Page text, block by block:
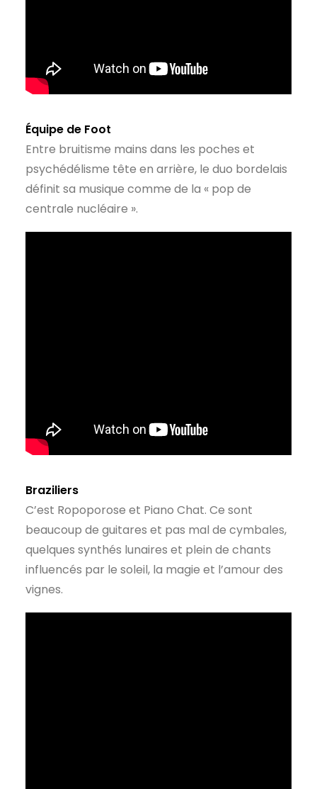
Équipe de Foot
Entre bruitisme mains dans les poches et
psychédélisme tête en arrière, le duo bordelais
définit sa musique comme de la « pop de
centrale nucléaire ».
Braziliers
C’est Ropoporose et Piano Chat. Ce sont
beaucoup de guitares et pas mal de cymbales,
quelques synthés lunaires et plein de chants
influencés par le soleil, la magie et l’amour des
vignes.